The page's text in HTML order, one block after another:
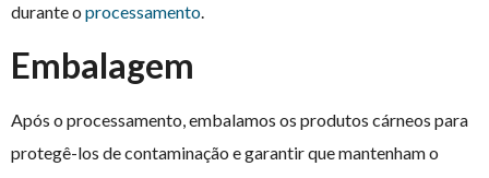
durante o processamento.
Embalagem
Após o processamento, embalamos os produtos cárneos para
protegê-los de contaminação e garantir que mantenham o